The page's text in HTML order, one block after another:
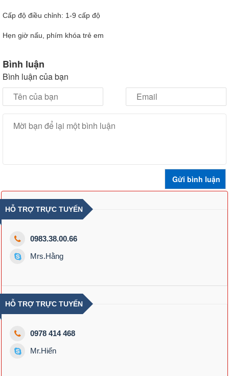
Cấp độ điều chỉnh: 1-9 cấp độ
Hẹn giờ nấu, phím khóa trẻ em
Bình luận
Bình luận của bạn
HỖ TRỢ TRỰC TUYẾN
0983.38.00.66
Mrs.Hằng
HỖ TRỢ TRỰC TUYẾN
0978 414 468
Mr.Hiển